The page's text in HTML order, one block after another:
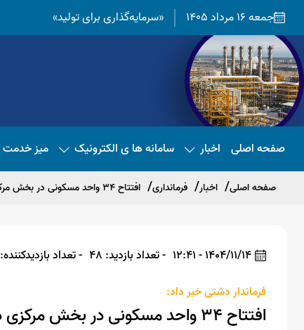
جمعه 16 مرداد 1405 «سرمایه‌گذاری برای تولید»
صفحه اصلی اخبار سامانه ها ی الکترونیک میز خدمت
صفحه اصلی اخبار فرمانداری افتتاح ۳۴ واحد مسکونی در بخش مرکزی دشتی
1404/11/14 - 12:41 - تعداد بازدید: 48 - تعداد بازدیدکننده: 44
فرماندار دشتی خبر داد:
افتتاح ۳۴ واحد مسکونی در بخش مرکزی دشتی